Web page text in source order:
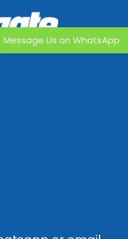
Message Us on WhatsApp